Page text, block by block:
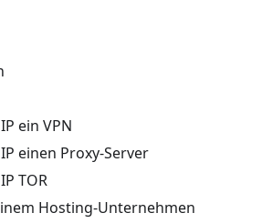
ein VPN
einen Proxy-Server
TOR
Hosting-Unternehmen